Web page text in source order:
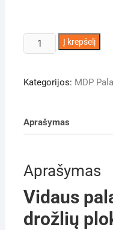
produkto
kiekis:
palangė
pločio
Į krepšelį
Kategorijos: MDP
Aprašymas
Aprašymas
Vidaus
drožlių